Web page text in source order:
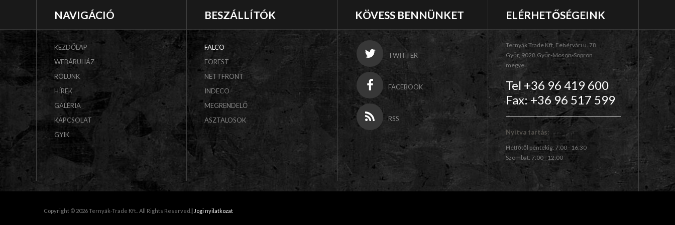
NAVIGÁCIÓ
KEZDŐLAP
WEBÁRUHÁZ
RÓLUNK
HÍREK
GALÉRIA
KAPCSOLAT
GYIK
BESZÁLLÍTÓK
FALCO
FOREST
NETTFRONT
INDECO
MEGRENDELŐ
ASZTALOSOK
KÖVESS BENNÜNKET
TWITTER
FACEBOOK
RSS
ELÉRHETŐSÉGEINK
Ternyák Trade Kft, Fehérvári u. 78.
Győr, 9028,Győr-Moson-Sopron
megye
Tel +36 96 419 600
Fax: +36 96 517 599
Nyitva tartás:
Hétfőtől péntekig: 7:00 - 16:30
Szombat: 7:00 - 12:00
Copyright © 2026 Ternyák-Trade Kft.. All Rights Reserved. | Jogi nyilatkozat